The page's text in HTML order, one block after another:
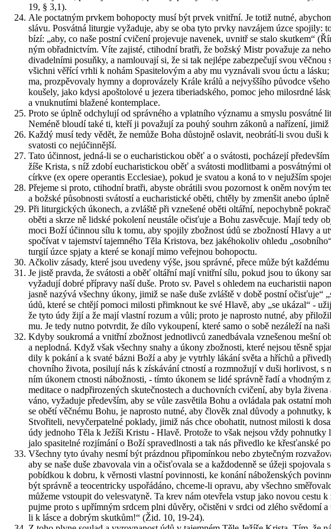
19, § 3,1).
Ale po­ctat­ným prv­kem bo­ho­po­cty musí být prvek vnitř­ní. Je totiž nutné,
slávu. Po­svát­ná li­tur­gie vy­ža­du­je, aby se oba tyto prvky na­vzá­jem úzce
bí­zí: „aby, co naše post­ní cvi­če­ní pro­je­vu­je na­ve­nek, uvnitř se stalo skut­kem“
ným ob­řad­nic­tvím. Víte za­jis­té, cti­hod­ní brat­ři, že bož­ský Mistr po­va­žu­je za
di­va­del­ní­mi posuňky, a na­mlou­va­jí si, že si tak nej­lé­pe za­bez­pe­ču­jí svou
všich­ni vě­ří­cí vrhli k nohám Spa­si­te­lo­vým a aby mu vy­zná­va­li svou úctu a
ma, pro­zpě­vo­va­ly hymny a do­pro­vá­ze­ly Krále králů a nej­vyš­ší­ho pů­vod­ce
kou­še­ly, jako kdysi apoš­to­lo­vé u je­ze­ra ti­be­ri­a­d­ské­ho, pomoc jeho mi­lo­srd­né
a vnuk­nu­tí­mi bla­že­né kon­tem­pla­ce.
Proto se úplně od­chy­lu­jí od správ­né­ho a vplat­ní­ho vý­zna­mu a smys­lu
Nemé­ně blou­dí také ti, kteří ji po­va­žu­jí za pouhý sou­hrn zá­ko­nů a na­ří­ze­ní,
Každý musí tedy vědět, že ne­mů­že Boha dů­stoj­ně osla­vit, ne­ob­rá­tí-li svou duši
sva­tos­ti co nej­ú­čin­něj­ší.
Tato účin­nost, jedná-li se o eu­cha­ris­tic­kou oběť a o svá­tos­ti, po­chá­ze­jí
ží­še Kris­ta, s níž zdobí eu­cha­ris­tic­kou oběť a svá­tos­ti mod­lit­ba­mi a po­svát­ný­mi
církve (ex opere ope­ran­tis Eccle­si­ae), pokud je sva­tou a koná to v nej­už­ším
Pře­je­me si proto, cti­hod­ní brat­ři, abys­te ob­rá­ti­li svou po­zor­nost k oněm novým
a bož­ské pů­sob­nos­ti svá­tos­tí a eu­cha­ris­tic­ké oběti, chtě­ly by zmen­šit anebo
Při li­tur­gic­kých úko­nech, a zvláš­tě při vzne­še­né oběti ol­tář­ní, ne­po­chyb­ně
oběti a skrze ně lid­ské po­ko­le­ní ne­u­stá­le očis­ťu­je a Bohu za­svě­cu­je. Mají tedy
moci Boží účin­nou sílu k tomu, aby spo­ji­ly zbož­nost údů se zbož­nos­tí Hlavy a
spo­čí­vat v ta­jem­ství ta­jem­né­ho Těla Kris­to­va, bez ja­ké­ho­ko­liv ohle­du
tur­gií úzce spja­ty a které se ko­na­jí mimo ve­řej­nou bo­ho­po­ctu.
Ač­ko­liv zá­sa­dy, které jsou uve­de­ny výše, jsou správ­né, přece může být
Je jistě prav­da, že svá­tos­ti a oběť ol­tář­ní mají vnitř­ní sílu, pokud jsou to úkony
vy­ža­du­jí dobré pří­pra­vy naší duše. Proto sv. Pavel s ohle­dem na eu­cha­ris­tii
jasně na­zý­vá všech­ny úkony, jimiž se naše duše zvláš­tě v době post­ní
údů, které se chtě­jí po­mo­ci mi­los­ti při­mknout ke své Hlavě, aby „se uká­zal“ -
že tyto údy žijí a že mají vlast­ní rozum a vůli; proto je na­pros­to nutné, aby
mu. Je tedy nutno po­tvr­dit, že dílo vy­kou­pe­ní, které samo o sobě ne­zá­le­ží na
Kdyby sou­kro­má a vnitř­ní zbož­nost jed­not­liv­ců za­ne­dbá­va­la vzne­še­nou mešní
a ne­plod­ná. Když však všech­ny snahy a úkony zbož­nos­ti, které nejsou těsně
di­ly k po­ká­ní a k svaté bázni Boží a aby je vy­trh­ly lá­ká­ní světa a hříchů a
chov­ní­ho ži­vo­ta, po­si­lu­jí nás k zís­ká­vá­ní ctnos­tí a roz­mno­žu­jí v duši hor­li­vost, s
ním úko­nem ctnos­ti ná­bož­nos­ti, - tímto úko­nem se lidé správ­ně řadí a
me­di­ta­ce o nad­při­ro­ze­ných sku­teč­nos­tech a du­chov­ních cvi­če­ní, aby byla
vá­no, vy­ža­du­je pře­de­vším, aby se vůle za­svě­ti­la Bohu a ovlá­da­la pak ostat­ní
se obětí věč­né­mu Bohu, je na­pros­to nutné, aby člo­věk znal dů­vo­dy a
Stvo­ři­te­li, ne­vy­čer­pa­tel­né po­kla­dy, jimiž nás chce obo­ha­tit, nut­nost mi­los­ti k
údy jed­no­ho Těla k Je­ží­ši Kris­tu - Hlavě. Pro­to­že to však nejsou vždy
ja­lo spa­si­tel­né roz­jí­má­ní o Boží spra­ve­dl­nos­ti a tak nás při­ved­lo ke křes­ťan­ské
Všech­ny tyto úvahy nesmí být prázd­nou při­po­mín­kou nebo zby­teč­ným
aby se naše duše zba­vo­va­la vin a očis­ťo­va­la se a kaž­do­den­ně se úžeji
po­bíd­kou k dobru, k věr­nos­ti vlast­ní po­vin­nos­ti, ke ko­ná­ní ná­bo­žen­ských
být správ­ně a te­o­cen­t­ric­ky uspo­řá­dá­no, chce­me-li opra­vu, aby všech­no
mů­že­me vstou­pit do ve­lesva­ty­ně. Ta krev nám ote­vře­la vstup jako novou
puj­me proto s upřím­ným srd­cem plni dů­vě­ry, očis­tě­ni v srdci od zlého svě­do­mí
li k lásce a dob­rým skut­kům!“ (Žid. 10, 19-24).